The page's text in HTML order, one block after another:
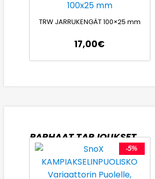
TRW JARRUKENGÄT 100×25 mm
17,00€
PARHAAT TARJOUKSET
-5%